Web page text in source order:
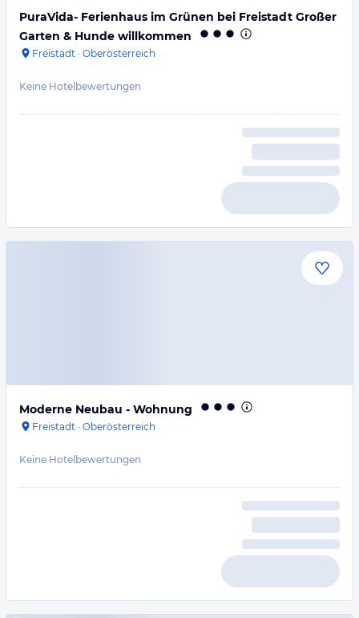
PuraVida- Ferienhaus im Grünen bei Freistadt Großer
Garten & Hunde willkommen
Freistadt · Oberösterreich
Keine Hotelbewertungen
Moderne Neubau - Wohnung
Freistadt · Oberösterreich
Keine Hotelbewertungen